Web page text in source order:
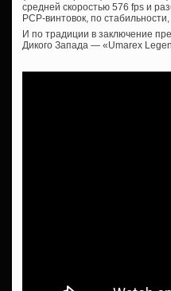
средней скоростью 576 fps и
PCP-винтовок, по
И по традиции в заключение
Дикого Запада — «Umarex